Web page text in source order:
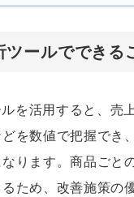
ールでできる
を活用すると、売
を数値で把握でき
ります。商品ごと
ため、改善施策の